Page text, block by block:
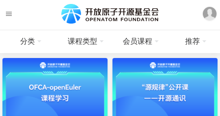
分类 课程类型 会员课程 推荐